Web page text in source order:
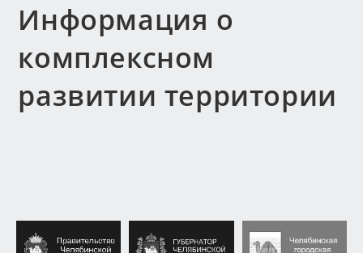
Информация о
комплексном
развитии территории